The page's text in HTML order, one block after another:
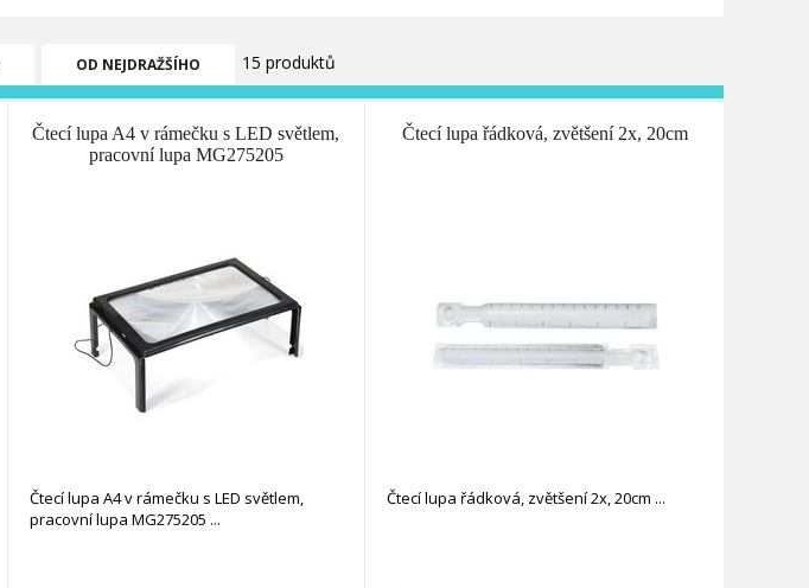
OD NEJDRAŽŠÍHO 15 produktů
Čtecí lupa A4 v rámečku s LED světlem,
pracovní lupa MG275205
Čtecí lupa A4 v rámečku s LED světlem,
pracovní lupa MG275205
Čtecí lupa řádková, zvětšení 2x, 20cm
Čtecí lupa řádková, zvětšení 2x, 20cm